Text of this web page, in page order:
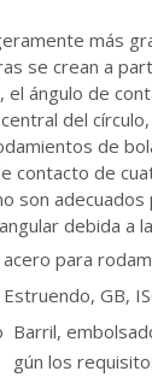
más
se crean a
el ángulo de
del
de
contacto de
son adecuados
debida a
acero para
Estruendo, GB,
Barril,
gún los